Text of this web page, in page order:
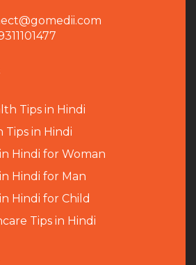
Tips in Hindi
Tips in Hindi
Hindi for Woman
Hindi for Man
Hindi for Child
Tips in Hindi